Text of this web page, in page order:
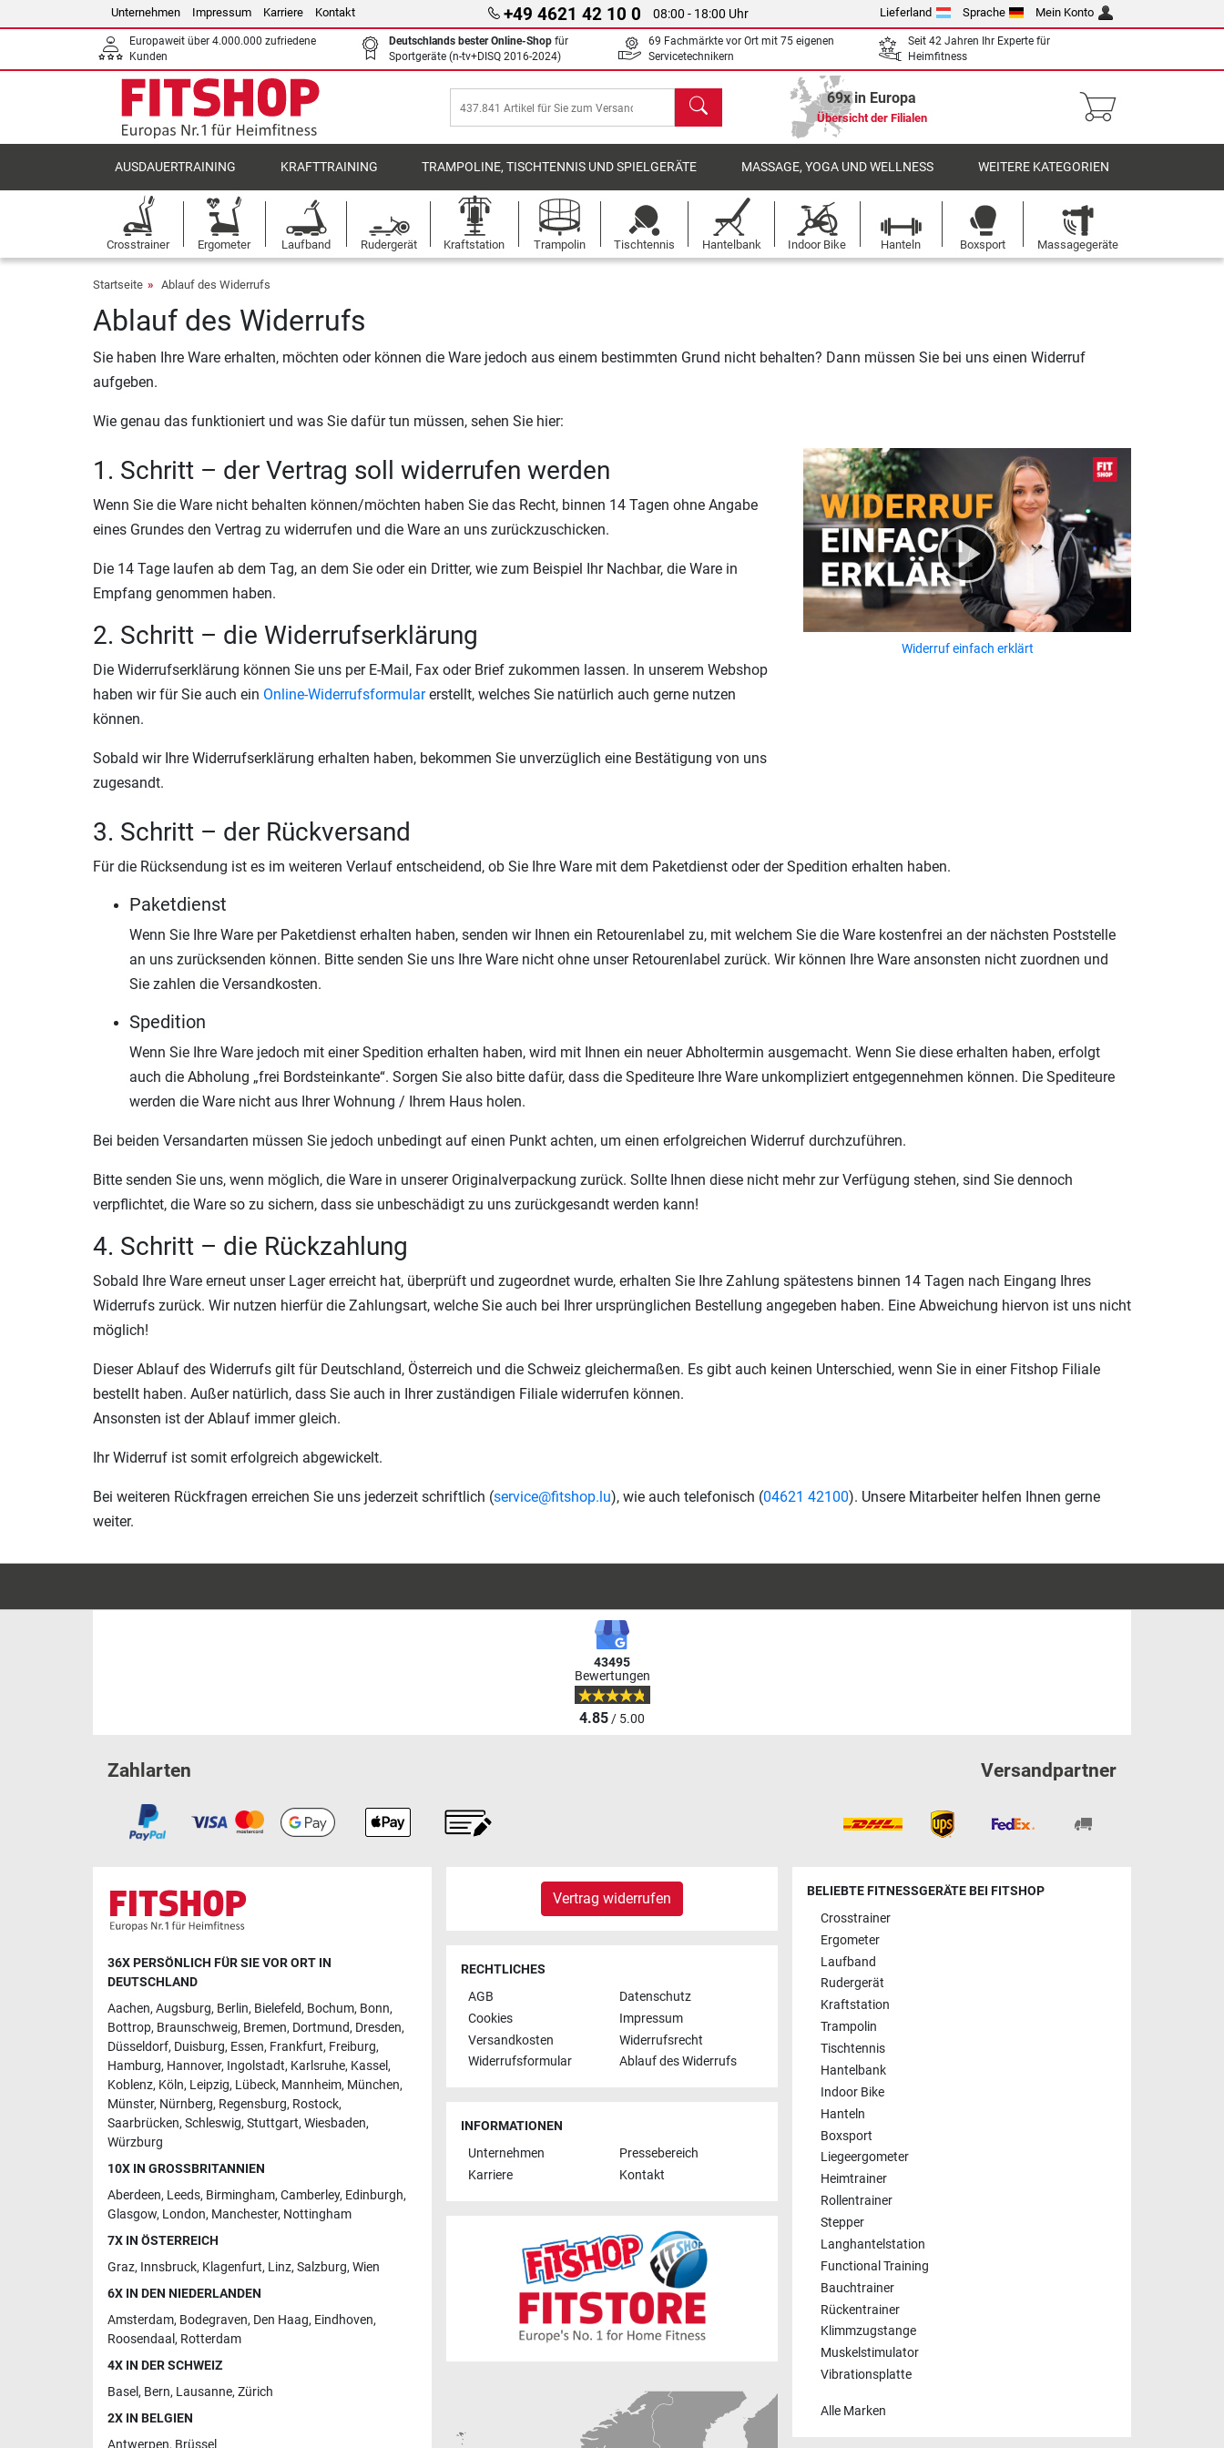
Unternehmen Impressum Karriere Kontakt +49 4621 42 10 0 08:00 - 18:00 Uhr Lieferland Sprache Mein Konto
Europaweit über 4.000.000 zufriedene
Kunden
Deutschlands bester Online-Shop für
Sportgeräte (n-tv+DISQ 2016-2024)
69 Fachmärkte vor Ort mit 75 eigenen
Servicetechnikern
Seit 42 Jahren Ihr Experte für
Heimfitness
Suchen 69x in Europa
Übersicht der Filialen
AUSDAUERTRAINING KRAFTTRAINING TRAMPOLINE, TISCHTENNIS UND SPIELGERÄTE MASSAGE, YOGA UND WELLNESS WEITERE KATEGORIEN
Crosstrainer Ergometer Laufband Rudergerät Kraftstation Trampolin Tischtennis Hantelbank Indoor Bike Hanteln Boxsport Massagegeräte
Startseite Ablauf des Widerrufs
Ablauf des Widerrufs
Sie haben Ihre Ware erhalten, möchten oder können die Ware jedoch aus einem bestimmten Grund nicht behalten? Dann müssen Sie bei uns einen Widerruf
aufgeben.
Wie genau das funktioniert und was Sie dafür tun müssen, sehen Sie hier:
1. Schritt – der Vertrag soll widerrufen werden
Wenn Sie die Ware nicht behalten können/möchten haben Sie das Recht, binnen 14 Tagen ohne Angabe
eines Grundes den Vertrag zu widerrufen und die Ware an uns zurückzuschicken.
Die 14 Tage laufen ab dem Tag, an dem Sie oder ein Dritter, wie zum Beispiel Ihr Nachbar, die Ware in
Empfang genommen haben.
2. Schritt – die Widerrufserklärung
Die Widerrufserklärung können Sie uns per E-Mail, Fax oder Brief zukommen lassen. In unserem Webshop
haben wir für Sie auch ein Online-Widerrufsformularerstellt, welches Sie natürlich auch gerne nutzen
können.
Sobald wir Ihre Widerrufserklärung erhalten haben, bekommen Sie unverzüglich eine Bestätigung von uns
zugesandt.
Widerruf einfach erklärt
3. Schritt – der Rückversand
Für die Rücksendung ist es im weiteren Verlauf entscheidend, ob Sie Ihre Ware mit dem Paketdienst oder der Spedition erhalten haben.
Paketdienst
Wenn Sie Ihre Ware per Paketdienst erhalten haben, senden wir Ihnen ein Retourenlabel zu, mit welchem Sie die Ware kostenfrei an der nächsten Poststelle
an uns zurücksenden können. Bitte senden Sie uns Ihre Ware nicht ohne unser Retourenlabel zurück. Wir können Ihre Ware ansonsten nicht zuordnen und
Sie zahlen die Versandkosten.
Spedition
Wenn Sie Ihre Ware jedoch mit einer Spedition erhalten haben, wird mit Ihnen ein neuer Abholtermin ausgemacht. Wenn Sie diese erhalten haben, erfolgt
auch die Abholung „frei Bordsteinkante“. Sorgen Sie also bitte dafür, dass die Spediteure Ihre Ware unkompliziert entgegennehmen können. Die Spediteure
werden die Ware nicht aus Ihrer Wohnung / Ihrem Haus holen.
Bei beiden Versandarten müssen Sie jedoch unbedingt auf einen Punkt achten, um einen erfolgreichen Widerruf durchzuführen.
Bitte senden Sie uns, wenn möglich, die Ware in unserer Originalverpackung zurück. Sollte Ihnen diese nicht mehr zur Verfügung stehen, sind Sie dennoch
verpflichtet, die Ware so zu sichern, dass sie unbeschädigt zu uns zurückgesandt werden kann!
4. Schritt – die Rückzahlung
Sobald Ihre Ware erneut unser Lager erreicht hat, überprüft und zugeordnet wurde, erhalten Sie Ihre Zahlung spätestens binnen 14 Tagen nach Eingang Ihres
Widerrufs zurück. Wir nutzen hierfür die Zahlungsart, welche Sie auch bei Ihrer ursprünglichen Bestellung angegeben haben. Eine Abweichung hiervon ist uns nicht
möglich!
Dieser Ablauf des Widerrufs gilt für Deutschland, Österreich und die Schweiz gleichermaßen. Es gibt auch keinen Unterschied, wenn Sie in einer Fitshop Filiale
bestellt haben. Außer natürlich, dass Sie auch in Ihrer zuständigen Filiale widerrufen können.
Ansonsten ist der Ablauf immer gleich.
Ihr Widerruf ist somit erfolgreich abgewickelt.
Bei weiteren Rückfragen erreichen Sie uns jederzeit schriftlich (service@fitshop.lu), wie auch telefonisch (04621 42100). Unsere Mitarbeiter helfen Ihnen gerne
weiter.
43495
Bewertungen
4.85/ 5.00
Zahlarten Versandpartner
36X PERSÖNLICH FÜR SIE VOR ORT IN
DEUTSCHLAND
Aachen, Augsburg, Berlin, Bielefeld, Bochum, Bonn,
Bottrop, Braunschweig, Bremen, Dortmund, Dresden,
Düsseldorf, Duisburg, Essen, Frankfurt, Freiburg,
Hamburg, Hannover, Ingolstadt, Karlsruhe, Kassel,
Koblenz, Köln, Leipzig, Lübeck, Mannheim, München,
Münster, Nürnberg, Regensburg, Rostock,
Saarbrücken, Schleswig, Stuttgart, Wiesbaden,
Würzburg
10X IN GROSSBRITANNIEN
Aberdeen, Leeds, Birmingham, Camberley, Edinburgh,
Glasgow, London, Manchester, Nottingham
7X IN ÖSTERREICH
Graz, Innsbruck, Klagenfurt, Linz, Salzburg, Wien
6X IN DEN NIEDERLANDEN
Amsterdam, Bodegraven, Den Haag, Eindhoven,
Roosendaal , Rotterdam
4X IN DER SCHWEIZ
Basel, Bern, Lausanne, Zürich
2X IN BELGIEN
Antwerpen, Brüssel
Vertrag widerrufen
RECHTLICHES
AGB
Datenschutz
Cookies
Impressum
Versandkosten
Widerrufsrecht
Widerrufsformular
Ablauf des Widerrufs
INFORMATIONEN
Unternehmen
Pressebereich
Karriere
Kontakt
BELIEBTE FITNESSGERÄTE BEI FITSHOP
Crosstrainer
Ergometer
Laufband
Rudergerät
Kraftstation
Trampolin
Tischtennis
Hantelbank
Indoor Bike
Hanteln
Boxsport
Liegeergometer
Heimtrainer
Rollentrainer
Stepper
Langhantelstation
Functional Training
Bauchtrainer
Rückentrainer
Klimmzugstange
Muskelstimulator
Vibrationsplatte
Alle Marken